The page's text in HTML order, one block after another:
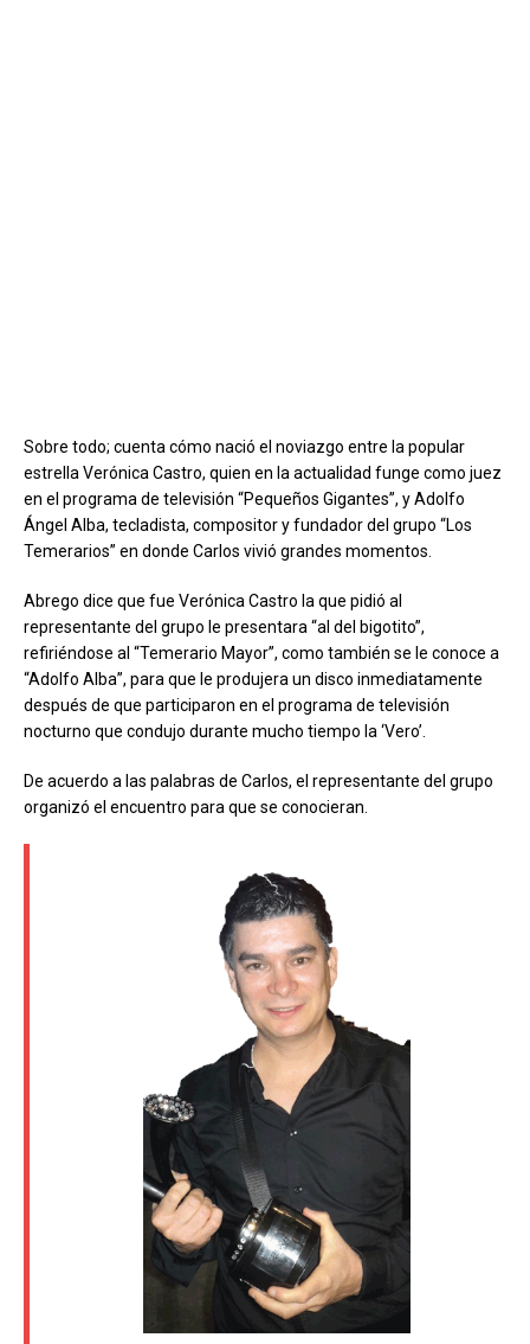
Sobre todo; cuenta cómo nació el noviazgo entre la popular
estrella Verónica Castro, quien en la actualidad funge como juez
en el programa de televisión “Pequeños Gigantes”, y Adolfo
Ángel Alba, tecladista, compositor y fundador del grupo “Los
Temerarios” en donde Carlos vivió grandes momentos.
Abrego dice que fue Verónica Castro la que pidió al
representante del grupo le presentara “al del bigotito”,
refiriéndose al “Temerario Mayor”, como también se le conoce a
“Adolfo Alba”, para que le produjera un disco inmediatamente
después de que participaron en el programa de televisión
nocturno que condujo durante mucho tiempo la ‘Vero’.
De acuerdo a las palabras de Carlos, el representante del grupo
organizó el encuentro para que se conocieran.